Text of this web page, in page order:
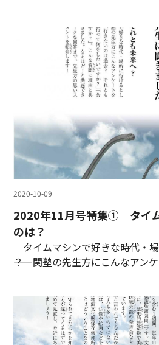
2020-10-09
2020年11月号特集① タイ
のは？
タイムマシンで好きな時代・
――？ 関塾の先生方にこんなアン